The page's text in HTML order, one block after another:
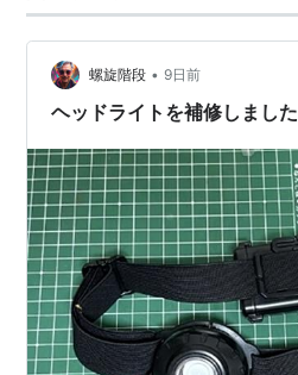
螺旋階段 • 9日前
ヘッドライトを補修しました